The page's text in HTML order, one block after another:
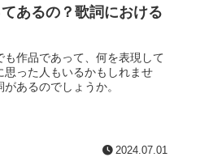
あるの？歌詞における
作品であって、何を表現して
思った人もいるかもしれませ
あるのでしょうか。
2024.07.01